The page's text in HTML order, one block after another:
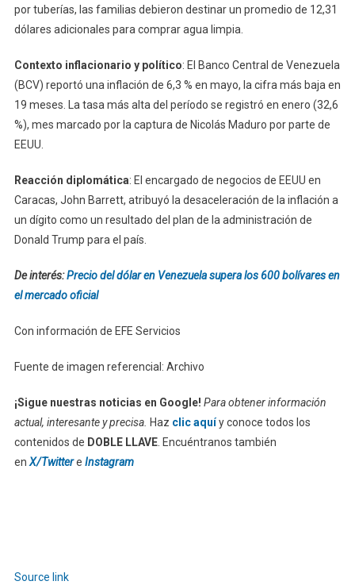
por tuberías, las familias debieron destinar un promedio de 12,31
dólares adicionales para comprar agua limpia.
Contexto inflacionario y político: El Banco Central de Venezuela
(BCV) reportó una inflación de 6,3 % en mayo, la cifra más baja en
19 meses. La tasa más alta del período se registró en enero (32,6
%), mes marcado por la captura de Nicolás Maduro por parte de
EEUU.
Reacción diplomática: El encargado de negocios de EEUU en
Caracas, John Barrett, atribuyó la desaceleración de la inflación a
un dígito como un resultado del plan de la administración de
Donald Trump para el país.
De interés:Precio del dólar en Venezuela supera los 600 bolívares en
el mercado oficial
Con información de EFE Servicios
Fuente de imagen referencial: Archivo
¡Sigue nuestras noticias en Google! Para obtener información
actual, interesante y precisa. Haz clic aquíy conoce todos los
contenidos de DOBLE LLAVE. Encuéntranos también
enX/Twittere Instagram
Source link